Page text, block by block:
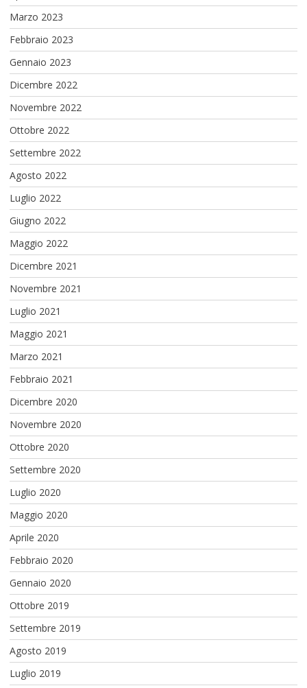
Marzo 2023
Febbraio 2023
Gennaio 2023
Dicembre 2022
Novembre 2022
Ottobre 2022
Settembre 2022
Agosto 2022
Luglio 2022
Giugno 2022
Maggio 2022
Dicembre 2021
Novembre 2021
Luglio 2021
Maggio 2021
Marzo 2021
Febbraio 2021
Dicembre 2020
Novembre 2020
Ottobre 2020
Settembre 2020
Luglio 2020
Maggio 2020
Aprile 2020
Febbraio 2020
Gennaio 2020
Ottobre 2019
Settembre 2019
Agosto 2019
Luglio 2019